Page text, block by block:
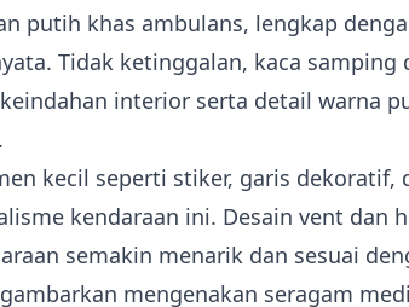
putih khas ambulans, lengkap
Tidak ketinggalan, kaca samping
interior serta detail warna
kecil seperti stiker, garis dekoratif,
kendaraan ini. Desain vent dan
semakin menarik dan sesuai
mengenakan seragam